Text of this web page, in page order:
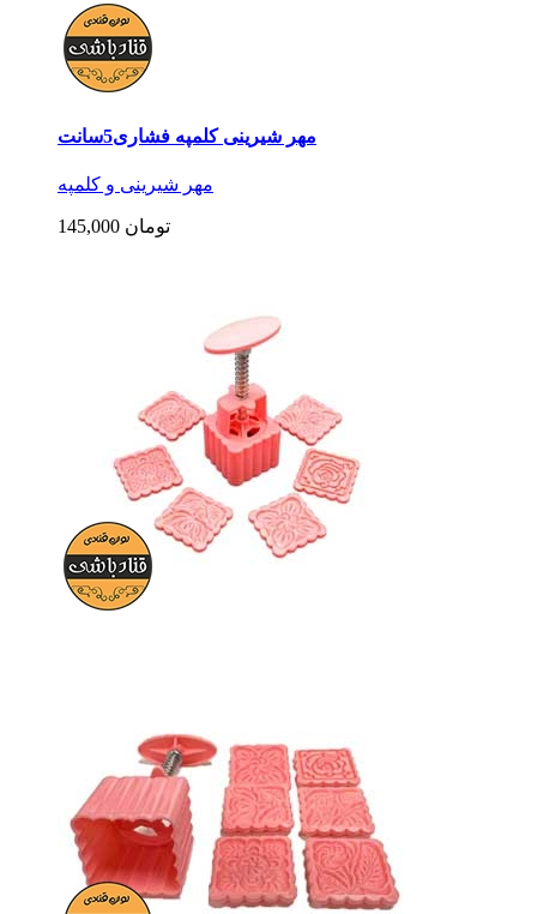
مهر شیرینی کلمپه فشاری5سانت
مهر شیرینی و کلمپه
145,000 تومان